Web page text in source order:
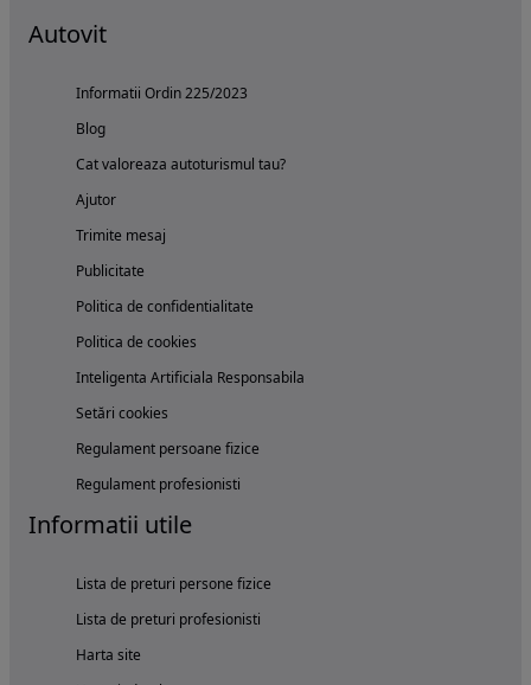
Autovit
Informatii Ordin 225/2023
Blog
Cat valoreaza autoturismul tau?
Ajutor
Trimite mesaj
Publicitate
Politica de confidentialitate
Politica de cookies
Inteligenta Artificiala Responsabila
Setări cookies
Regulament persoane fizice
Regulament profesionisti
Informatii utile
Lista de preturi persone fizice
Lista de preturi profesionisti
Harta site